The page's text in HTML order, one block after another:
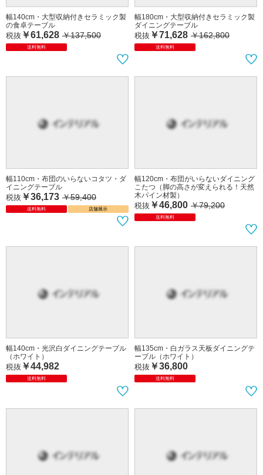
幅140cm・大型収納付きセラミック製
の食卓テーブル
税抜 ￥61,628 ￥137,500
送料無料
幅180cm・大型収納付きセラミック製
ダイニングテーブル
税抜 ￥71,628 ￥162,800
送料無料
幅110cm・布団のいらないコタツ・ダ
イニングテーブル
税抜 ￥36,173 ￥59,400
送料無料 店舗展示
幅120cm・布団がいらないダイニング
こたつ（脚の高さが変えられる！天然
木パイン材製）
税抜 ￥46,800 ￥79,200
送料無料
幅140cm・光沢白ダイニングテーブル
（ホワイト）
税抜 ￥44,982
送料無料
幅135cm・白ガラス天板ダイニングテ
ーブル（ホワイト）
税抜 ￥36,800
送料無料